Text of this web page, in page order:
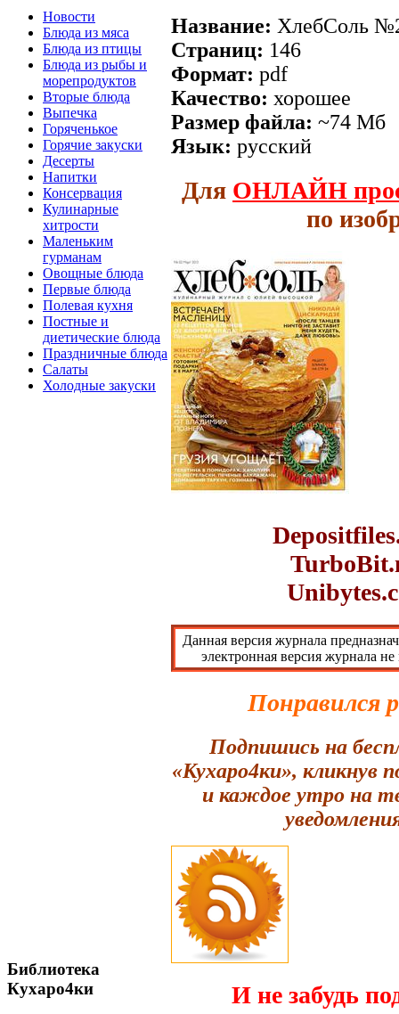
Новости
Блюда из мяса
Блюда из птицы
Блюда из рыбы и
морепродуктов
Вторые блюда
Выпечка
Горяченькое
Горячие закуски
Десерты
Напитки
Консервация
Кулинарные
хитрости
Маленьким
гурманам
Овощные блюда
Первые блюда
Полевая кухня
Постные и
диетические блюда
Праздничные блюда
Салаты
Холодные закуски
Библиотека
Кухаро4ки
Название: ХлебСоль
Страниц: 146
Формат: pdf
Качество: хорошее
Размер файла: ~74 Мб
Язык: русский
Для ОНЛАЙН
по
Данная версия журнала
электронная версия журнала
Понравился
Подпишись на
«Кухаро4ки», кликнув
и каждое утро на
И не забудь